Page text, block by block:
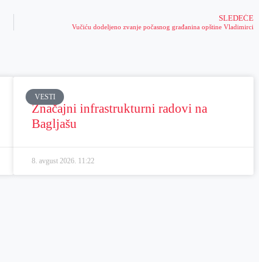
SLEDEĆE
Vučiću dodeljeno zvanje počasnog građanina opštine Vladimirci
VESTI
Značajni infrastrukturni radovi na
Bagljašu
8. avgust 2026. 11:22